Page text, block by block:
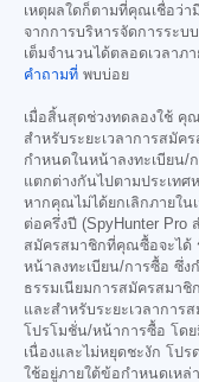
เหตุผลใดก็ตามที่คุณเชื่อว่า
จากการบริหารจัดการระ
เต็มจำนวนได้ตลอดเวลาภ
คำถามที่ พบบ่อย
เมื่อสิ้นสุดช่วงทดลองใช้ คุ
สำหรับระยะเวลาการสมัค
กำหนดในหน้าลงทะเบียน/
แตกต่างกันไปตามประเทศ
หากคุณไม่ได้ยกเลิกภายใน
ต่อครึ่งปี (SpyHunter Pro
สมัครสมาชิกที่คุณซื้อจะได้
หน้าลงทะเบียน/การซื้อ ซึ่
ธรรมเนียมการสมัครสมา
และสำหรับระยะเวลาการ
โปรโมชั่น/หน้าการซื้อ โด
เนื่องและไม่หยุดชะงัก โป
ใช้อยู่ภายใต้ข้อกำหนดเห